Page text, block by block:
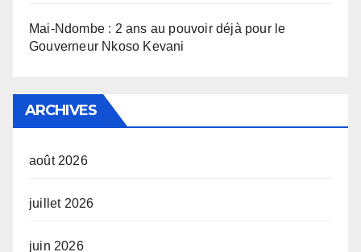
Mai-Ndombe : 2 ans au pouvoir déjà pour le
Gouverneur Nkoso Kevani
ARCHIVES
août 2026
juillet 2026
juin 2026